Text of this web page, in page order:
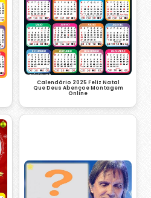
Calendário 2025 Feliz Natal
Que Deus Abençoe Montagem
Online